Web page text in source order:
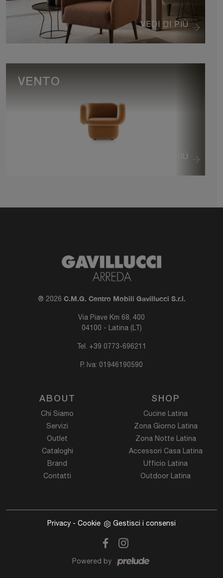
VEDI DI PIÙ
VEDI DI PIÙ
VENTO
® 2026 C.M.G. Centro Mobili Gavillucci S.r.l.
Via Piave Km 68, 400
04100 - Latina (LT)
Tel. +39 0773-696211
P. Iva: 01946190590
ABOUT
Chi Siamo
Servizi
Outlet
Cataloghi
Brand
Contatti
SHOP
Cucine Latina
Zona Giorno Latina
Zona Notte Latina
Accessori Casa Latina
Ufficio Latina
Outdoor Latina
Privacy - Cookie Gestisci i consensi
Powered by